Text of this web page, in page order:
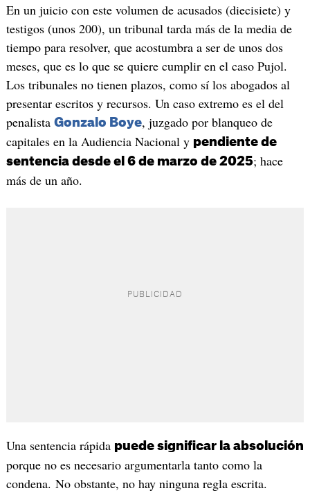
En un juicio con este volumen de acusados (diecisiete) y
testigos (unos 200), un tribunal tarda más de la media de
tiempo para resolver, que acostumbra a ser de unos dos
meses, que es lo que se quiere cumplir en el caso Pujol.
Los tribunales no tienen plazos, como sí los abogados al
presentar escritos y recursos. Un caso extremo es el del
penalista Gonzalo Boye, juzgado por blanqueo de
capitales en la Audiencia Nacional y pendiente de
sentencia desde el 6 de marzo de 2025; hace
más de un año.
Una sentencia rápida puede significar la absolución
porque no es necesario argumentarla tanto como la
condena. No obstante, no hay ninguna regla escrita.